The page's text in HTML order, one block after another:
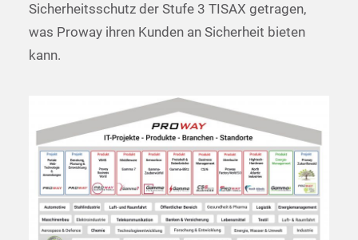
Sicherheitsschutz der Stufe 3 TISAX getragen,
was Proway ihren Kunden an Sicherheit bieten
kann.